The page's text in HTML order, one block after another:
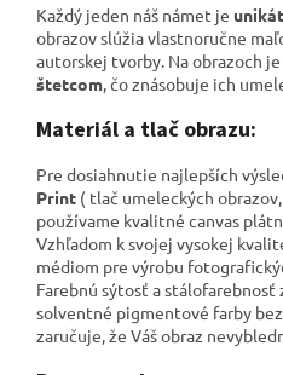
Každý jeden náš námet je
obrazov slúžia vlastnoručne
autorskej tvorby. Na obrazoch
štetcom, čo znásobuje ich
Materiál a tlač obrazu:
Pre dosiahnutie najlepších
Print ( tlač umeleckých
používame kvalitné canvas
Vzhľadom k svojej vysokej
médiom pre výrobu
Farebnú sýtosť a
solventné pigmentové farby
zaručuje, že Váš obraz